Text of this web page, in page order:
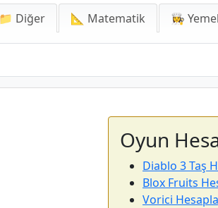
📁 Diğer 📐 Matematik 👩‍🍳
Oyun
Diablo 3 Taş
Blox Fruits
Vorici